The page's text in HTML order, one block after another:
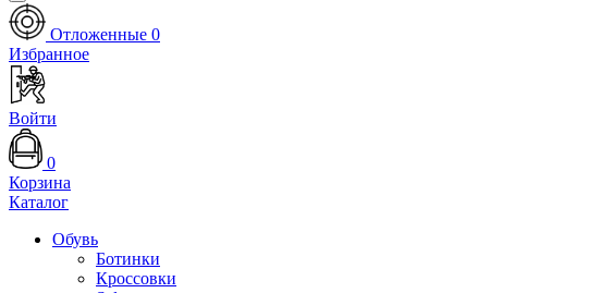
Отложенные 0
Избранное
Войти
0
Корзина
Каталог
Обувь
Ботинки
Кроссовки